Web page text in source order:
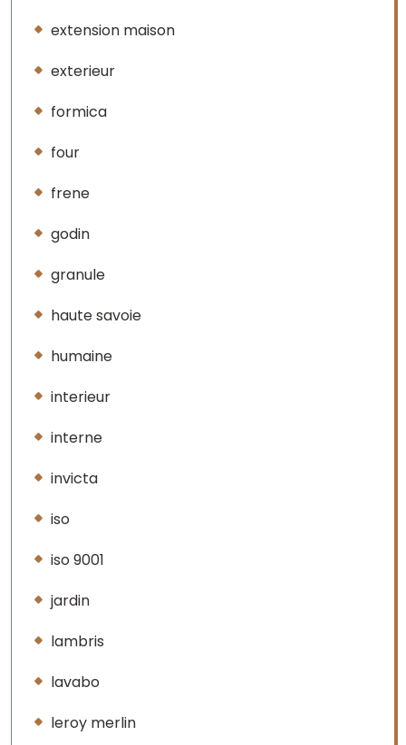
extension maison
exterieur
formica
four
frene
godin
granule
haute savoie
humaine
interieur
interne
invicta
iso
iso 9001
jardin
lambris
lavabo
leroy merlin